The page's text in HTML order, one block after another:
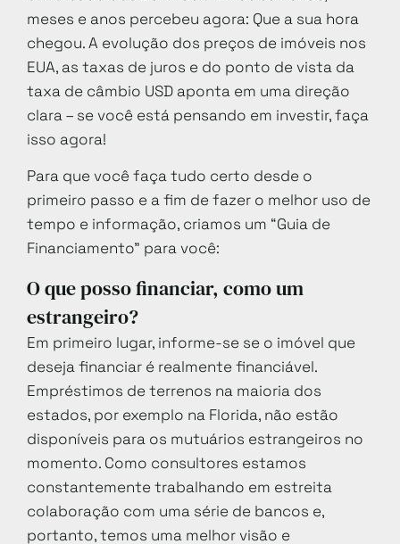
meses e anos percebeu agora: Que a sua hora
chegou. A evolução dos preços de imóveis nos
EUA, as taxas de juros e do ponto de vista da
taxa de câmbio USD aponta em uma direção
clara – se você está pensando em investir, faça
isso agora!
Para que você faça tudo certo desde o
primeiro passo e a fim de fazer o melhor uso de
tempo e informação, criamos um “Guia de
Financiamento” para você:
O que posso financiar, como um
estrangeiro?
Em primeiro lugar, informe-se se o imóvel que
deseja financiar é realmente financiável.
Empréstimos de terrenos na maioria dos
estados, por exemplo na Florida, não estão
disponíveis para os mutuários estrangeiros no
momento. Como consultores estamos
constantemente trabalhando em estreita
colaboração com uma série de bancos e,
portanto, temos uma melhor visão e